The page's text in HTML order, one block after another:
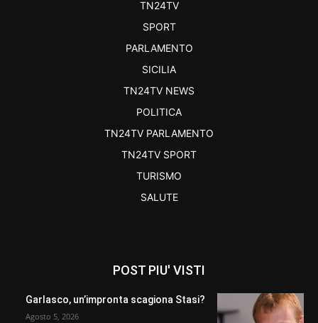
TN24TV
SPORT
PARLAMENTO
SICILIA
TN24TV NEWS
POLITICA
TN24TV PARLAMENTO
TN24TV SPORT
TURISMO
SALUTE
POST PIU' VISTI
Garlasco, un’impronta scagiona Stasi?
Agosto 5, 2026